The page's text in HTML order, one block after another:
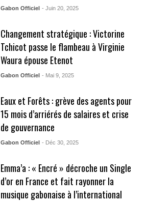
Gabon Officiel - Juin 20, 2025
Changement stratégique : Victorine
Tchicot passe le flambeau à Virginie
Waura épouse Etenot
Gabon Officiel - Mai 9, 2025
Eaux et Forêts : grève des agents pour
15 mois d’arriérés de salaires et crise
de gouvernance
Gabon Officiel - Déc 30, 2025
Emma’a : « Encré » décroche un Single
d’or en France et fait rayonner la
musique gabonaise à l’international